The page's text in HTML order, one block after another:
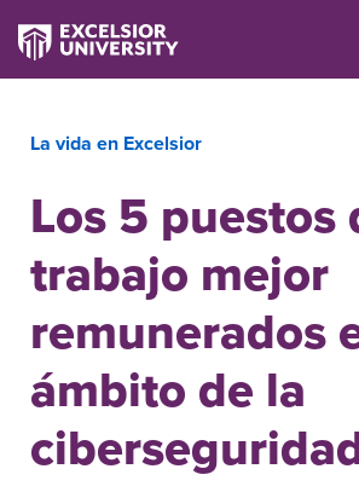
La vida en Excelsior
Los 5 puestos
trabajo mejor
remunerados
ámbito de la